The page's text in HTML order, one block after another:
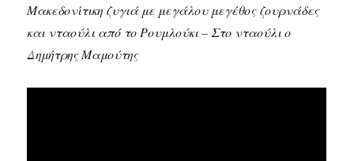
Μακεδονίτικη ζυγιά με μεγάλου μεγέθος ζουρνάδες
και νταούλι από το Ρουμλούκι – Στο νταούλι ο
Δημήτρης Μαμούτης